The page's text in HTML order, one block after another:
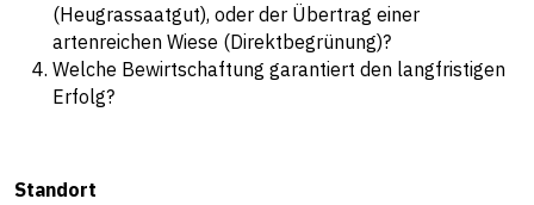
(Heugrassaatgut), oder der Übertrag einer
artenreichen Wiese (Direktbegrünung)?
Welche Bewirtschaftung garantiert den langfristigen
Erfolg?
Standort